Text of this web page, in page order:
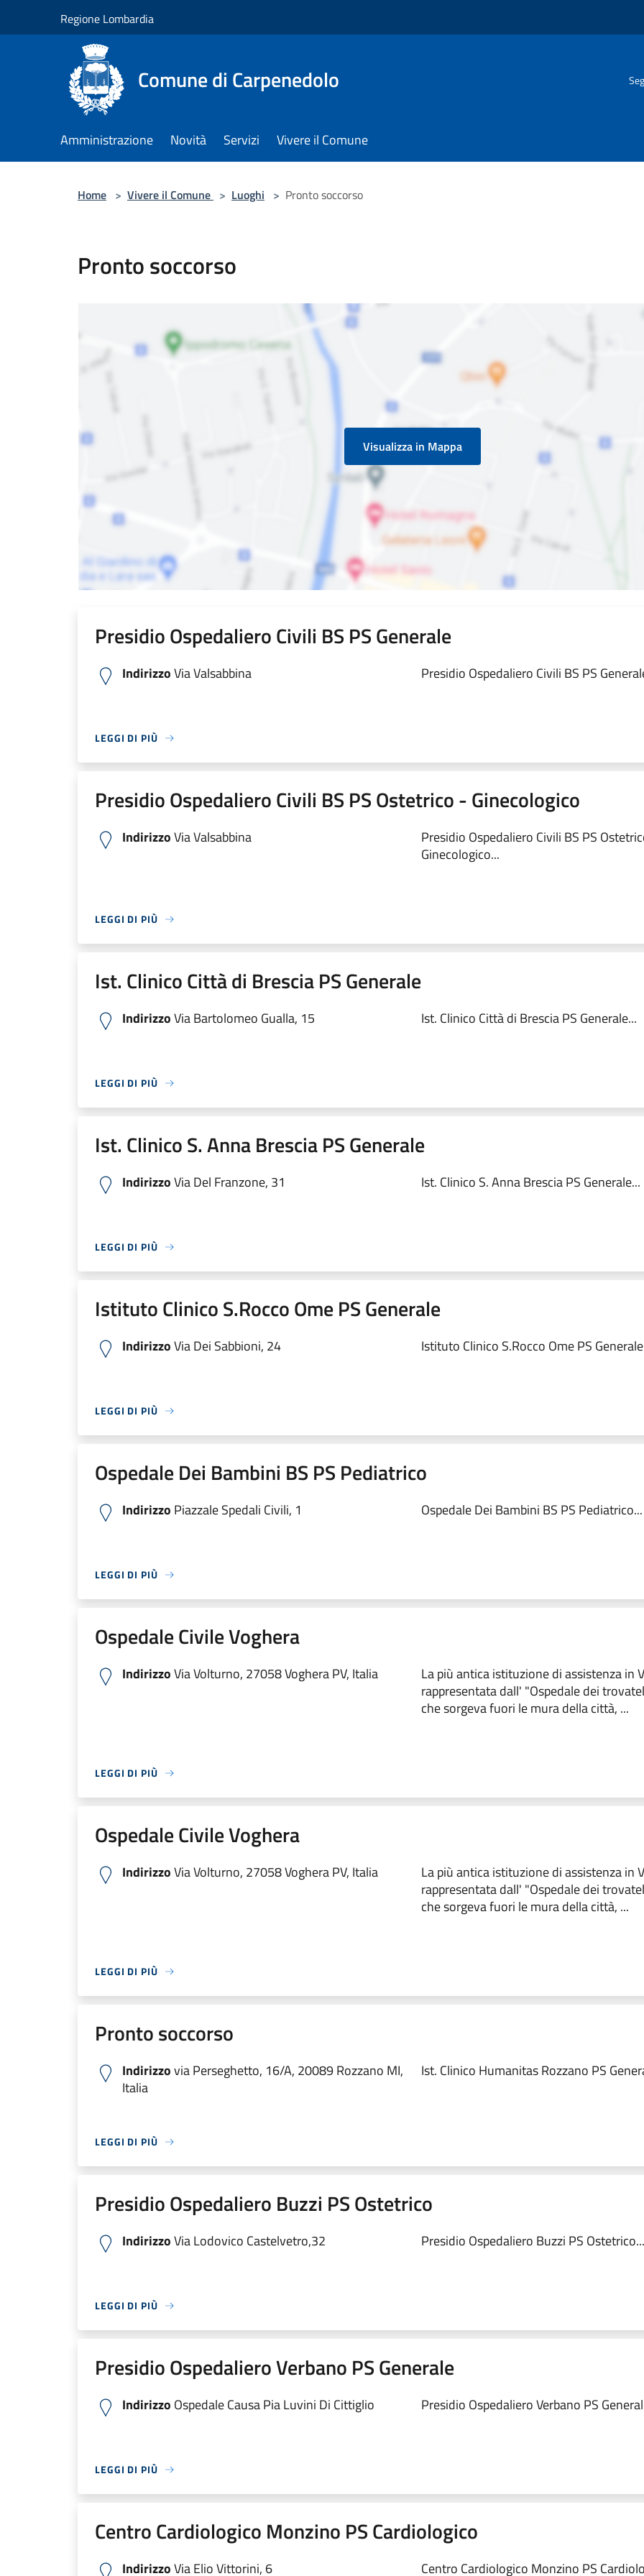
Regione Lombardia
Comune di Carpenedolo
Amministrazione Novità Servizi Vivere il Comune
Home > Vivere il Comune > Luoghi > Pronto soccorso
Pronto soccorso
Visualizza in Mappa
Presidio Ospedaliero Civili BS PS Generale
IndirizzoVia Valsabbina Presidio Ospedaliero Civili BS PS
LEGGI DI PIÙ
Presidio Ospedaliero Civili BS PS Ostetrico - Ginecologico
IndirizzoVia Valsabbina
Presidio Ospedaliero Civili BS PS
Ginecologico...
LEGGI DI PIÙ
Ist. Clinico Città di Brescia PS Generale
IndirizzoVia Bartolomeo Gualla, 15 Ist. Clinico Città di Brescia PS Generale...
LEGGI DI PIÙ
Ist. Clinico S. Anna Brescia PS Generale
IndirizzoVia Del Franzone, 31 Ist. Clinico S. Anna Brescia PS Generale...
LEGGI DI PIÙ
Istituto Clinico S.Rocco Ome PS Generale
IndirizzoVia Dei Sabbioni, 24 Istituto Clinico S.Rocco Ome PS
LEGGI DI PIÙ
Ospedale Dei Bambini BS PS Pediatrico
Indirizzo Piazzale Spedali Civili, 1 Ospedale Dei Bambini BS PS Pediatrico...
LEGGI DI PIÙ
Ospedale Civile Voghera
IndirizzoVia Volturno, 27058 Voghera PV, Italia
La più antica istituzione di assistenza in
rappresentata dall' "Ospedale dei
che sorgeva fuori le mura della città, ...
LEGGI DI PIÙ
Ospedale Civile Voghera
IndirizzoVia Volturno, 27058 Voghera PV, Italia
La più antica istituzione di assistenza in
rappresentata dall' "Ospedale dei
che sorgeva fuori le mura della città, ...
LEGGI DI PIÙ
Pronto soccorso
Indirizzovia Perseghetto, 16/A, 20089 Rozzano MI,
Italia
Ist. Clinico Humanitas Rozzano PS
LEGGI DI PIÙ
Presidio Ospedaliero Buzzi PS Ostetrico
IndirizzoVia Lodovico Castelvetro,32 Presidio Ospedaliero Buzzi PS Ostetrico...
LEGGI DI PIÙ
Presidio Ospedaliero Verbano PS Generale
Indirizzo Ospedale Causa Pia Luvini Di Cittiglio Presidio Ospedaliero Verbano PS
LEGGI DI PIÙ
Centro Cardiologico Monzino PS Cardiologico
IndirizzoVia Elio Vittorini, 6 Centro Cardiologico Monzino PS